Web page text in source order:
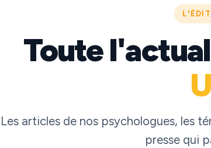
Toute
Les articles de nos psychologues, les
presse qui